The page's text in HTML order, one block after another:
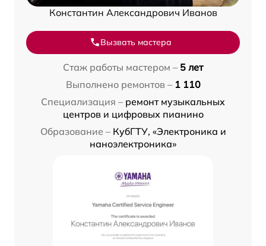
Константин Александрович Иванов
Вызвать мастера
Стаж работы мастером – 5 лет
Выполнено ремонтов – 1 110
Специализация – ремонт музыкальных
центров и цифровых пианино
Образование – КубГТУ, «Электроника и
наноэлектроника»